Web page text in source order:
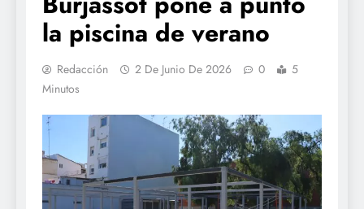
la piscina de verano
Redacción 2 De Junio De 2026 0
5
Minutos